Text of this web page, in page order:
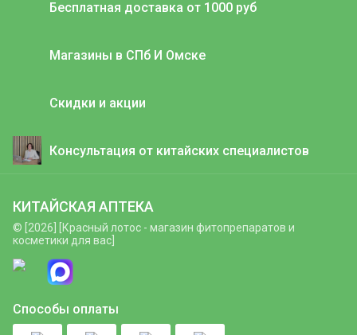
Бесплатная доставка от 1000 руб
Магазины в СПб И Омске
Скидки и акции
Консультация от китайских специалистов
КИТАЙСКАЯ АПТЕКА
© [2026] [Красный лотос - магазин фитопрепаратов и
косметики для вас]
Способы оплаты